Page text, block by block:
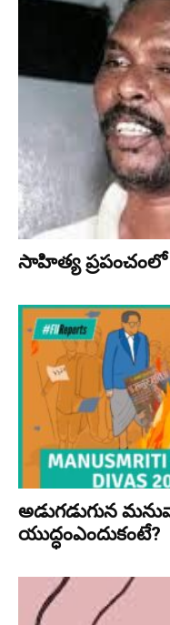
సాహిత్య ప్రపంచంలో
అడుగ‌డుగున
యుద్ధంఎందుకంటే?